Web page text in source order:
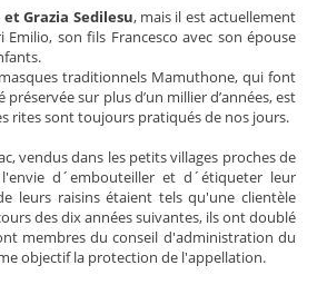
et Grazia Sedilesu, mais il est actuellement
son fils Francesco avec son épouse
traditionnels Mamuthone, qui font
sur plus d’un millier d’années, est
rites sont toujours pratiqués de nos jours.
vendus dans les petits villages proches de
d´embouteiller et d´étiqueter leur
leurs raisins étaient tels qu'une clientèle
des dix années suivantes, ils ont doublé
membres du conseil d'administration du
objectif la protection de l'appellation.